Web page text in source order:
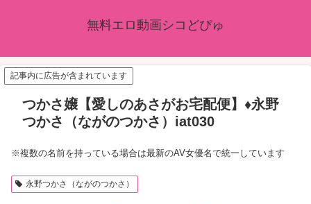
無料エロ動画シコどぴゅ
記事内に広告が含まれています
つかさ嬢【愛しのあさがお宅配便】♦永野
つかさ（ながのつかさ）iat030
※複数の名前を持っている場合は最新のAV女優名で統一しています
永野つかさ（ながのつかさ）